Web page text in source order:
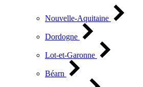
Nouvelle-Aquitaine
Dordogne
Lot-et-Garonne
Béarn